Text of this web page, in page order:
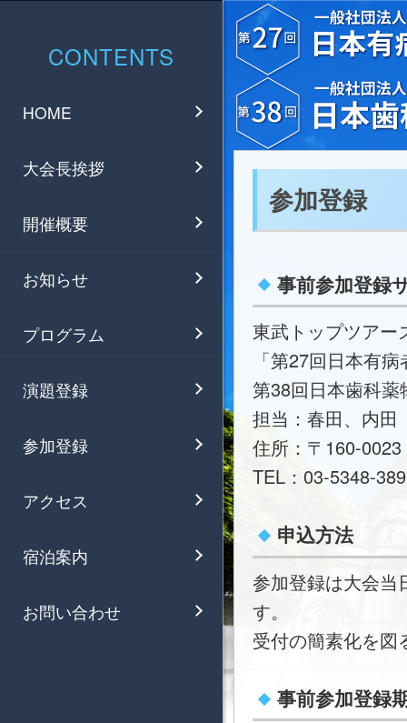
CONTENTS
HOME
大会長挨拶
開催概要
お知らせ
プログラム
演題登録
参加登録
アクセス
宿泊案内
お問い合わせ
参加登録
事前参加登録
東武トップツアー
「第27回日本有
第38回日本歯科
担当：春田、内田
住所：〒160-
TEL：03-5348-
申込方法
参加登録は大会当
す。
受付の簡素化を図
事前参加登録